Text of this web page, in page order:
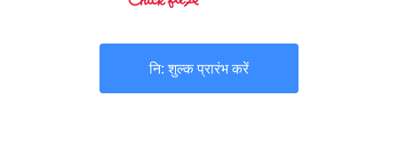
नि: शुल्क प्रारंभ करें